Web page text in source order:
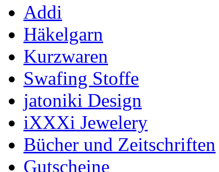
Addi
Häkelgarn
Kurzwaren
Swafing Stoffe
jatoniki Design
iXXXi Jewelery
Bücher und Zeitschriften
Gutscheine